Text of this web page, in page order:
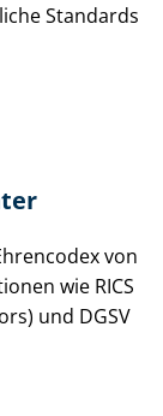
Standards
von
wie RICS
und DGSV